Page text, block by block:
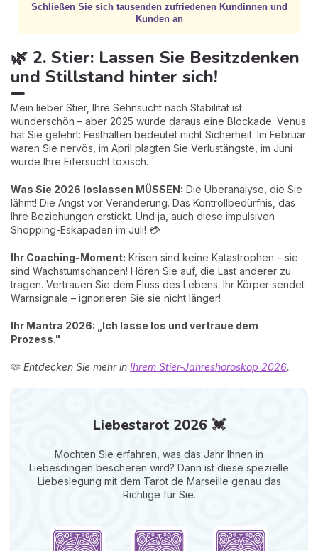
Schließen Sie sich tausenden zufriedenen Kundinnen und
Kunden an
🌿 2. Stier: Lassen Sie Besitzdenken
und Stillstand hinter sich!
Mein lieber Stier, Ihre Sehnsucht nach Stabilität ist
wunderschön – aber 2025 wurde daraus eine Blockade. Venus
hat Sie gelehrt: Festhalten bedeutet nicht Sicherheit. Im Februar
waren Sie nervös, im April plagten Sie Verlustängste, im Juni
wurde Ihre Eifersucht toxisch.
Was Sie 2026 loslassen MÜSSEN: Die Überanalyse, die Sie
lähmt! Die Angst vor Veränderung. Das Kontrollbedürfnis, das
Ihre Beziehungen erstickt. Und ja, auch diese impulsiven
Shopping-Eskapaden im Juli! 💳
Ihr Coaching-Moment: Krisen sind keine Katastrophen – sie
sind Wachstumschancen! Hören Sie auf, die Last anderer zu
tragen. Vertrauen Sie dem Fluss des Lebens. Ihr Körper sendet
Warnsignale – ignorieren Sie sie nicht länger!
Ihr Mantra 2026: „Ich lasse los und vertraue dem
Prozess."
🫶 Entdecken Sie mehr in Ihrem Stier-Jahreshoroskop 2026.
Liebestarot 2026 💓
Möchten Sie erfahren, was das Jahr Ihnen in
Liebesdingen bescheren wird? Dann ist diese spezielle
Liebeslegung mit dem Tarot de Marseille genau das
Richtige für Sie.